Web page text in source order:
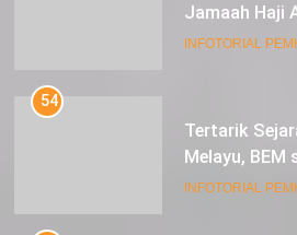
Jamaah Haji
INFOTORIAL
54
Tertarik
Melayu, BEM
Berkunjung
INFOTORIAL